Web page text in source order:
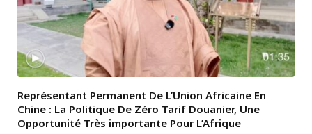
Représentant Permanent De L’Union Africaine En
Chine : La Politique De Zéro Tarif Douanier, Une
Opportunité Très importante Pour L’Afrique